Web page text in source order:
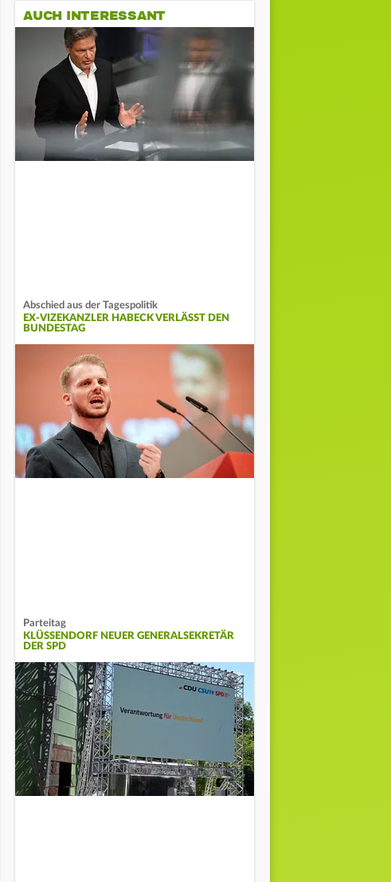
AUCH INTERESSANT
Abschied aus der Tagespolitik
EX-VIZEKANZLER HABECK VERLÄSST DEN
BUNDESTAG
Parteitag
KLÜSSENDORF NEUER GENERALSEKRETÄR
DER SPD